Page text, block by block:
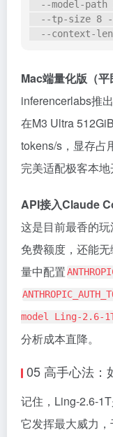
Mac端量化版（平
inferencerlabs推
在M3 Ultra
tokens/s，显存占
完美适配极客本地
API接入Claude
这是目前最香的
免费额度，还能
量中配置
model Ling-2.6-
分析成本直降。
05 高手心法：
记住，Ling-2.6-1T
它发挥最大威力，